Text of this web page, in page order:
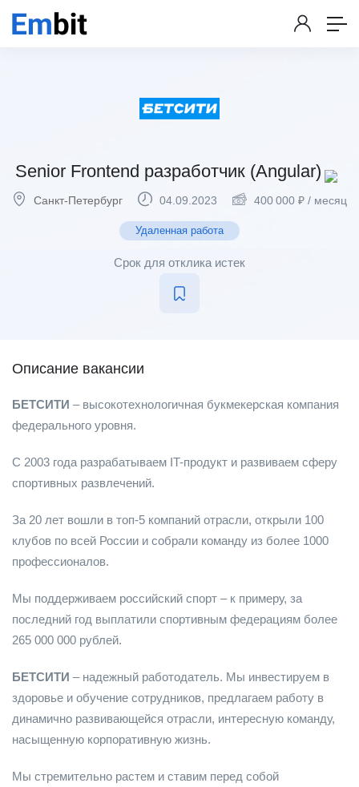
Senior Frontend разработчик (Angular)
Санкт-Петербург 04.09.2023 400 000 ₽ / месяц
Удаленная работа
Срок для отклика истек
Описание вакансии
БЕТСИТИ – высокотехнологичная букмекерская компания
федерального уровня.
С 2003 года разрабатываем IT-продукт и развиваем сферу
спортивных развлечений.
За 20 лет вошли в топ-5 компаний отрасли, открыли 100
клубов по всей России и собрали команду из более 1000
профессионалов.
Мы поддерживаем российский спорт – к примеру, за
последний год выплатили спортивным федерациям более
265 000 000 рублей.
БЕТСИТИ – надежный работодатель. Мы инвестируем в
здоровье и обучение сотрудников, предлагаем работу в
динамично развивающейся отрасли, интересную команду,
насыщенную корпоративную жизнь.
Мы стремительно растем и ставим перед собой